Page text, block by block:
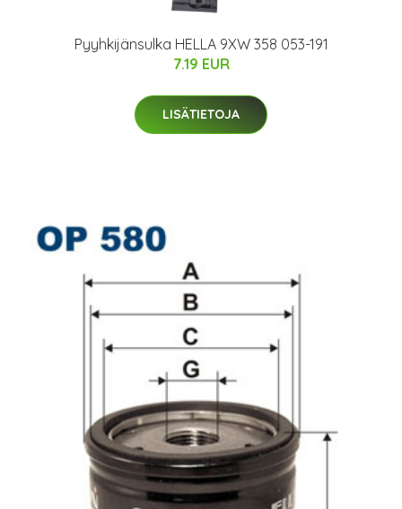
Pyyhkijänsulka HELLA 9XW 358 053-191
7.19 EUR
LISÄTIETOJA